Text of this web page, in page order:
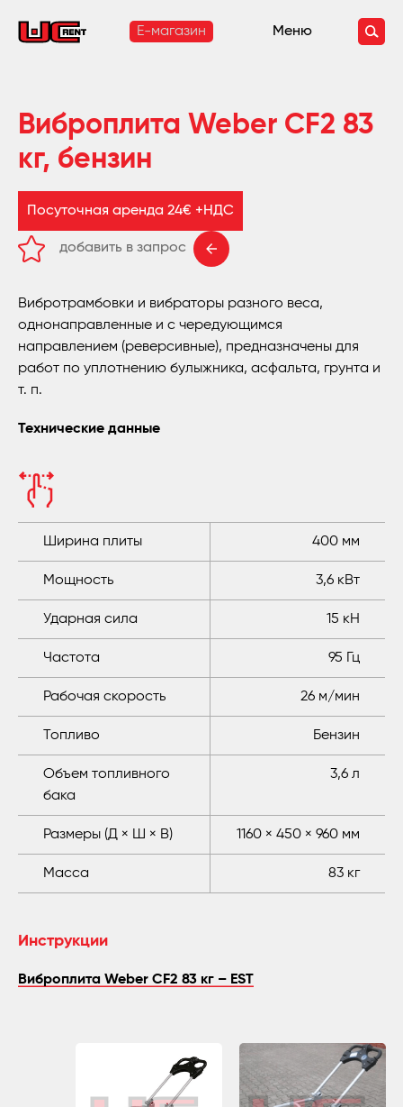
E-магазин Меню
Виброплита Weber CF2 83
кг, бензин
Посуточная аренда 24€ +НДС
добавить в запрос
Вибротрамбовки и вибраторы разного веса,
однонаправленные и с чередующимся
направлением (реверсивные), предназначены для
работ по уплотнению булыжника, асфальта, грунта и
т. п.
Технические данные
Ширина плиты 400 мм
Мощность 3,6 кВт
Ударная сила 15 кН
Частота 95 Гц
Рабочая скорость 26 м/мин
Топливо Бензин
Объем топливного
бака
3,6 л
Размеры (Д × Ш × В) 1160 × 450 × 960 мм
Масса 83 кг
Инструкции
Виброплита Weber CF2 83 кг – EST